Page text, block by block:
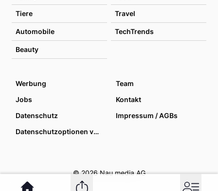
Tiere Travel
Automobile TechTrends
Beauty
Werbung
Team
Jobs
Kontakt
Datenschutz
Impressum / AGBs
Datenschutzoptionen verwalten
© 2026 Nau media AG